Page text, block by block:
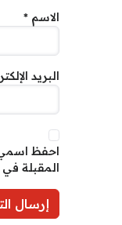
الاسم *
البريد
احفظ
المقبلة